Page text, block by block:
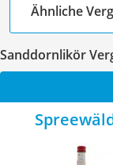
Ähnliche
Sanddornlikör